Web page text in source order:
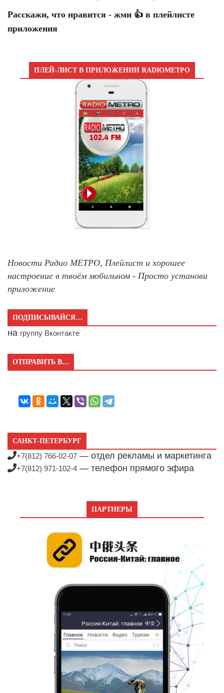
Расскажи, что нравится - жми 👍 в плейлисте
приложения
ПЛЕЙ-ЛИСТ В ПРИЛОЖЕНИИ RADIOМЕТРО
Новости Радио МЕТРО, Плейлист и хорошее
настроение в твоём мобильном - Просто установи
приложение
ПОДПИСЫВАЙСЯ…
на группу Вконтакте
ОТПРАВИТЬ В…
САНКТ-ПЕТЕРБУРГ
+7(812) 766-02-07 — отдел рекламы и маркетинга
+7(812) 971-102-4 — телефон прямого эфира
ПАРТНЕРЫ